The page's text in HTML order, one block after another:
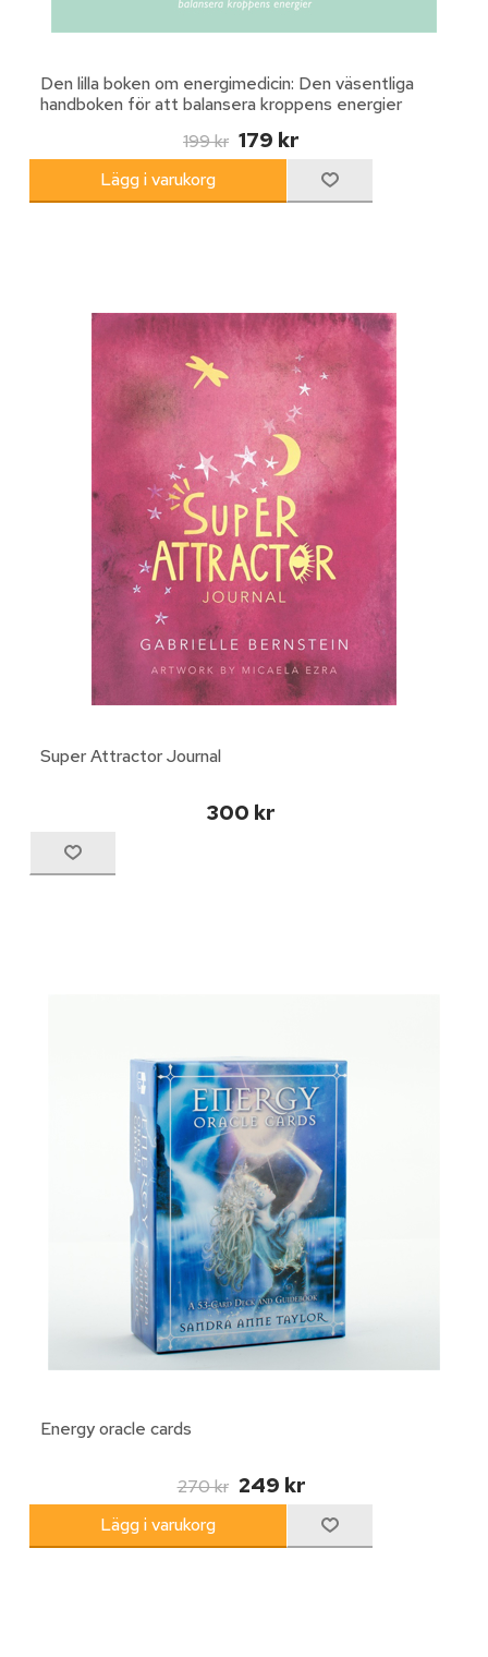
Den lilla boken om energimedicin: Den väsentliga
handboken för att balansera kroppens energier
199 kr 179 kr
Super Attractor Journal
300 kr
Energy oracle cards
270 kr 249 kr